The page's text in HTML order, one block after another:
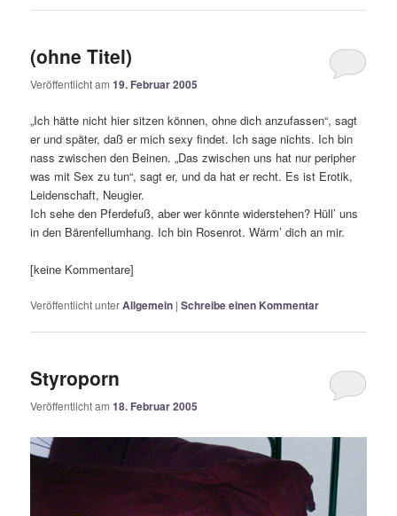
(ohne Titel)
Veröffentlicht am19. Februar 2005
„Ich hätte nicht hier sitzen können, ohne dich anzufassen“, sagt
er und später, daß er mich sexy findet. Ich sage nichts. Ich bin
nass zwischen den Beinen. „Das zwischen uns hat nur peripher
was mit Sex zu tun“, sagt er, und da hat er recht. Es ist Erotik,
Leidenschaft, Neugier.
Ich sehe den Pferdefuß, aber wer könnte widerstehen? Hüll’ uns
in den Bärenfellumhang. Ich bin Rosenrot. Wärm’ dich an mir.
[keine Kommentare]
Veröffentlicht unterAllgemein |Schreibe einen Kommentar
Styroporn
Veröffentlicht am18. Februar 2005